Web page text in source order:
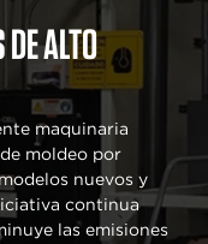
ALTO
maquinaria
moldeo por
nuevos y
continua
las emisiones